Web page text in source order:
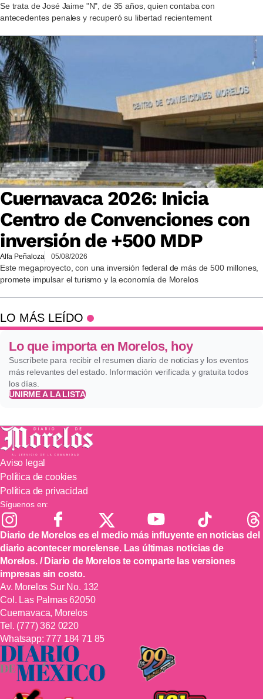
Se trata de José Jaime "N", de 35 años, quien contaba con
antecedentes penales y recuperó su libertad recientement
Cuernavaca 2026: Inicia
Centro de Convenciones con
inversión de +500 MDP
Alfa Peñaloza 05/08/2026
Este megaproyecto, con una inversión federal de más de 500 millones,
promete impulsar el turismo y la economía de Morelos
LO MÁS LEÍDO
Lo que importa en Morelos, hoy
Suscríbete para recibir el resumen diario de noticias y los eventos
más relevantes del estado. Información verificada y gratuita todos
los días.
UNIRME A LA LISTA
Aviso legal
Política de cookies
Política de privacidad
Síguenos en:
Diario de Morelos es el medio más influyente en noticias del
diario acontecer morelense. Las últimas noticias de
Morelos. / Diario de Morelos te comparte las versiones
impresas sin costo.
Av. Morelos Sur No. 132
Col. Las Palmas 62050
Cuernavaca, Morelos
Tel. (777) 362 0220
Whatsapp:777 184 71 85